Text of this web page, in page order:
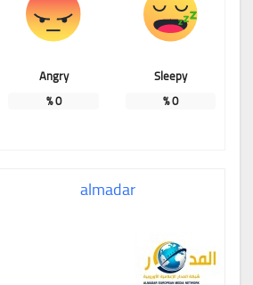
Sleepy
0
%
Angry
0
%
almadar